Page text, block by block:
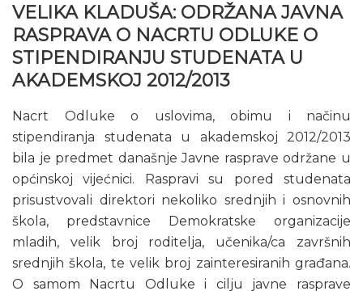
VELIKA KLADUŠA: ODRŽANA JAVNA
RASPRAVA O NACRTU ODLUKE O
STIPENDIRANJU STUDENATA U
AKADEMSKOJ 2012/2013
Nacrt Odluke o uslovima, obimu i načinu
stipendiranja studenata u akademskoj 2012/2013
bila je predmet današnje Javne rasprave održane u
općinskoj vijećnici. Raspravi su pored studenata
prisustvovali direktori nekoliko srednjih i osnovnih
škola, predstavnice Demokratske organizacije
mladih, velik broj roditelja, učenika/ca završnih
srednjih škola, te velik broj zainteresiranih građana.
O samom Nacrtu Odluke i cilju javne rasprave